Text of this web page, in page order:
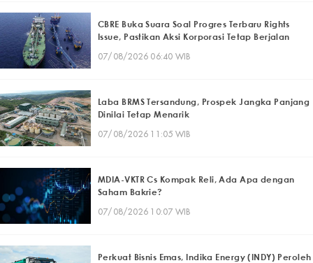
CBRE Buka Suara Soal Progres Terbaru Rights
Issue, Pastikan Aksi Korporasi Tetap Berjalan
07/08/2026 06:40 WIB
Laba BRMS Tersandung, Prospek Jangka Panjang
Dinilai Tetap Menarik
07/08/2026 11:05 WIB
MDIA-VKTR Cs Kompak Reli, Ada Apa dengan
Saham Bakrie?
07/08/2026 10:07 WIB
Perkuat Bisnis Emas, Indika Energy (INDY) Peroleh